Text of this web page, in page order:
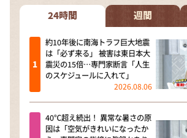
本日はダイアンなり！シーズン２
朝だ！生です旅サラダ
教えて！ニュースライブ 正義のミカタ
ＬＩＦＥ～夢のカタチ～
新婚さんいらっしゃい！
ポツンと一軒家
24時間 週間
約10年後に南海トラフ巨大地震
は「必ず来る」 被害は東日本大
震災の15倍…専門家断言「人生
のスケジュールに入れて」
2026.08.06
40℃超え続出！ 異常な暑さの原
因は「空気がきれいになったか